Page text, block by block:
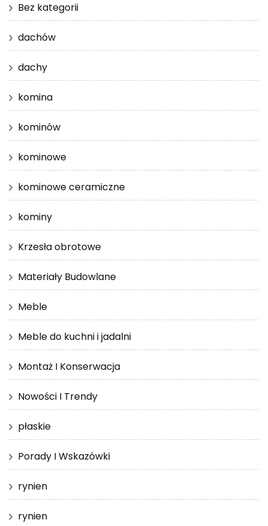
Bez kategorii
dachów
dachy
komina
kominów
kominowe
kominowe ceramiczne
kominy
Krzesła obrotowe
Materiały Budowlane
Meble
Meble do kuchni i jadalni
Montaż I Konserwacja
Nowości I Trendy
płaskie
Porady I Wskazówki
rynien
rynien